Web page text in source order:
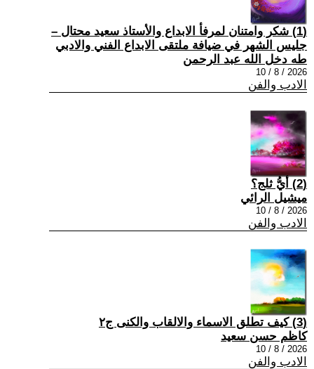
(1) شكر وامتنان لمرفأ الابداع والأستاذ سعيد محتال –
جليس الشهر في ضيافة ملتقى الابداع الفني والادبي
طه دخل الله عبد الرحمن
2026 / 8 / 10
الادب والفن
(2) أيُّ ثلج؟
ميشيل الرائي
2026 / 8 / 10
الادب والفن
(3) كيف تطلق الاسماء والالقاب والكنى ج٢
كاظم حسن سعيد
2026 / 8 / 10
الادب والفن